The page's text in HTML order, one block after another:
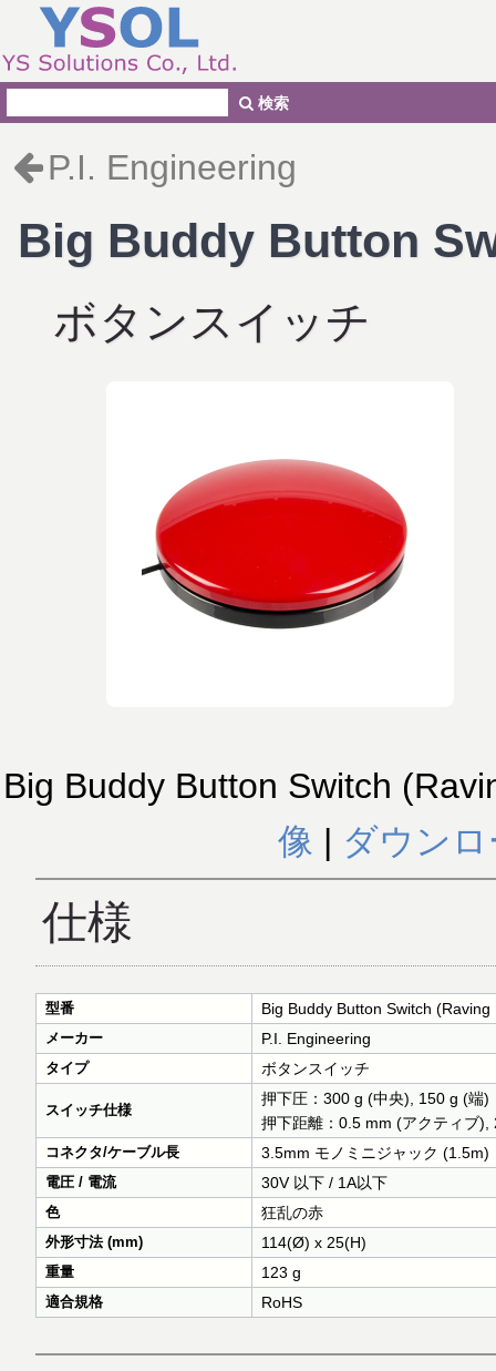
P.I. Engineering
Big Buddy Button
ボタンスイッチ
Big Buddy Button Switch
像 | ダウン
仕様
型番 Big Buddy Button Switch (Raving
メーカー P.I. Engineering
タイプ ボタンスイッチ
スイッチ仕様
押下圧：300 g (中央), 150 g (端)
押下距離：0.5 mm (アクティブ),
コネクタ/ケーブル長 3.5mm モノミニジャック (1.5m)
電圧 / 電流 30V 以下 / 1A以下
色 狂乱の赤
外形寸法 (mm) 114(Ø) x 25(H)
重量 123 g
適合規格 RoHS
検索